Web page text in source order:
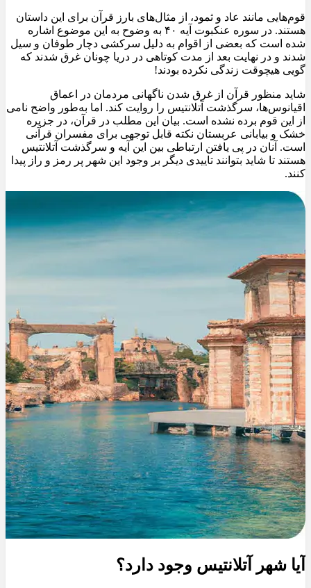
قوم‌هایی مانند عاد و ثمود، از مثال‌های بارز قرآن برای این داستان
هستند. در سوره عنکبوت آیه ۴۰ به وضوح به این موضوع اشاره
شده است که بعضی از اقوام به دلیل سرکشی دچار طوفان و سیل
شدند و در نهایت بعد از مدت کوتاهی در دریا چونان غرق شدند که
گویی هیچوقت زندگی نکرده بودند!
شاید منظور قرآن از غرق شدن ناگهانی مردمان در اعماق
اقیانوس‌ها، سرگذشت آتلانتیس را روایت کند. اما به‌طور واضح نامی
از این قوم برده نشده است. بیان این مطلب در قرآن، در جزیره
خشک و بیابانی عربستان نکته قابل توجهی برای مفسران قرآنی
است. آنان در پی یافتن ارتباطی بین این آیه و سرگذشت آتلانتیس
هستند تا شاید بتوانند تاییدی دیگر بر وجود این شهر پر رمز و راز پیدا
کنند.
آیا شهر آتلانتیس وجود دارد؟